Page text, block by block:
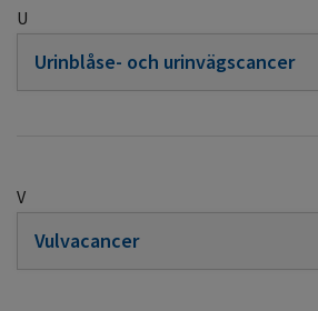
U
Urinblåse- och urinvägscancer
V
Vulvacancer